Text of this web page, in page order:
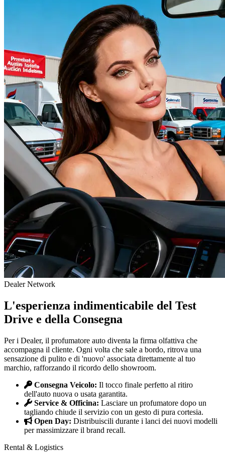
Dealer Network
L'esperienza indimenticabile del Test
Drive e della Consegna
Per i Dealer, il profumatore auto diventa la firma olfattiva che
accompagna il cliente. Ogni volta che sale a bordo, ritrova una
sensazione di pulito e di 'nuovo' associata direttamente al tuo
marchio, rafforzando il ricordo dello showroom.
Consegna Veicolo: Il tocco finale perfetto al ritiro
dell'auto nuova o usata garantita.
Service & Officina: Lasciare un profumatore dopo un
tagliando chiude il servizio con un gesto di pura cortesia.
Open Day: Distribuiscili durante i lanci dei nuovi modelli
per massimizzare il brand recall.
Rental & Logistics